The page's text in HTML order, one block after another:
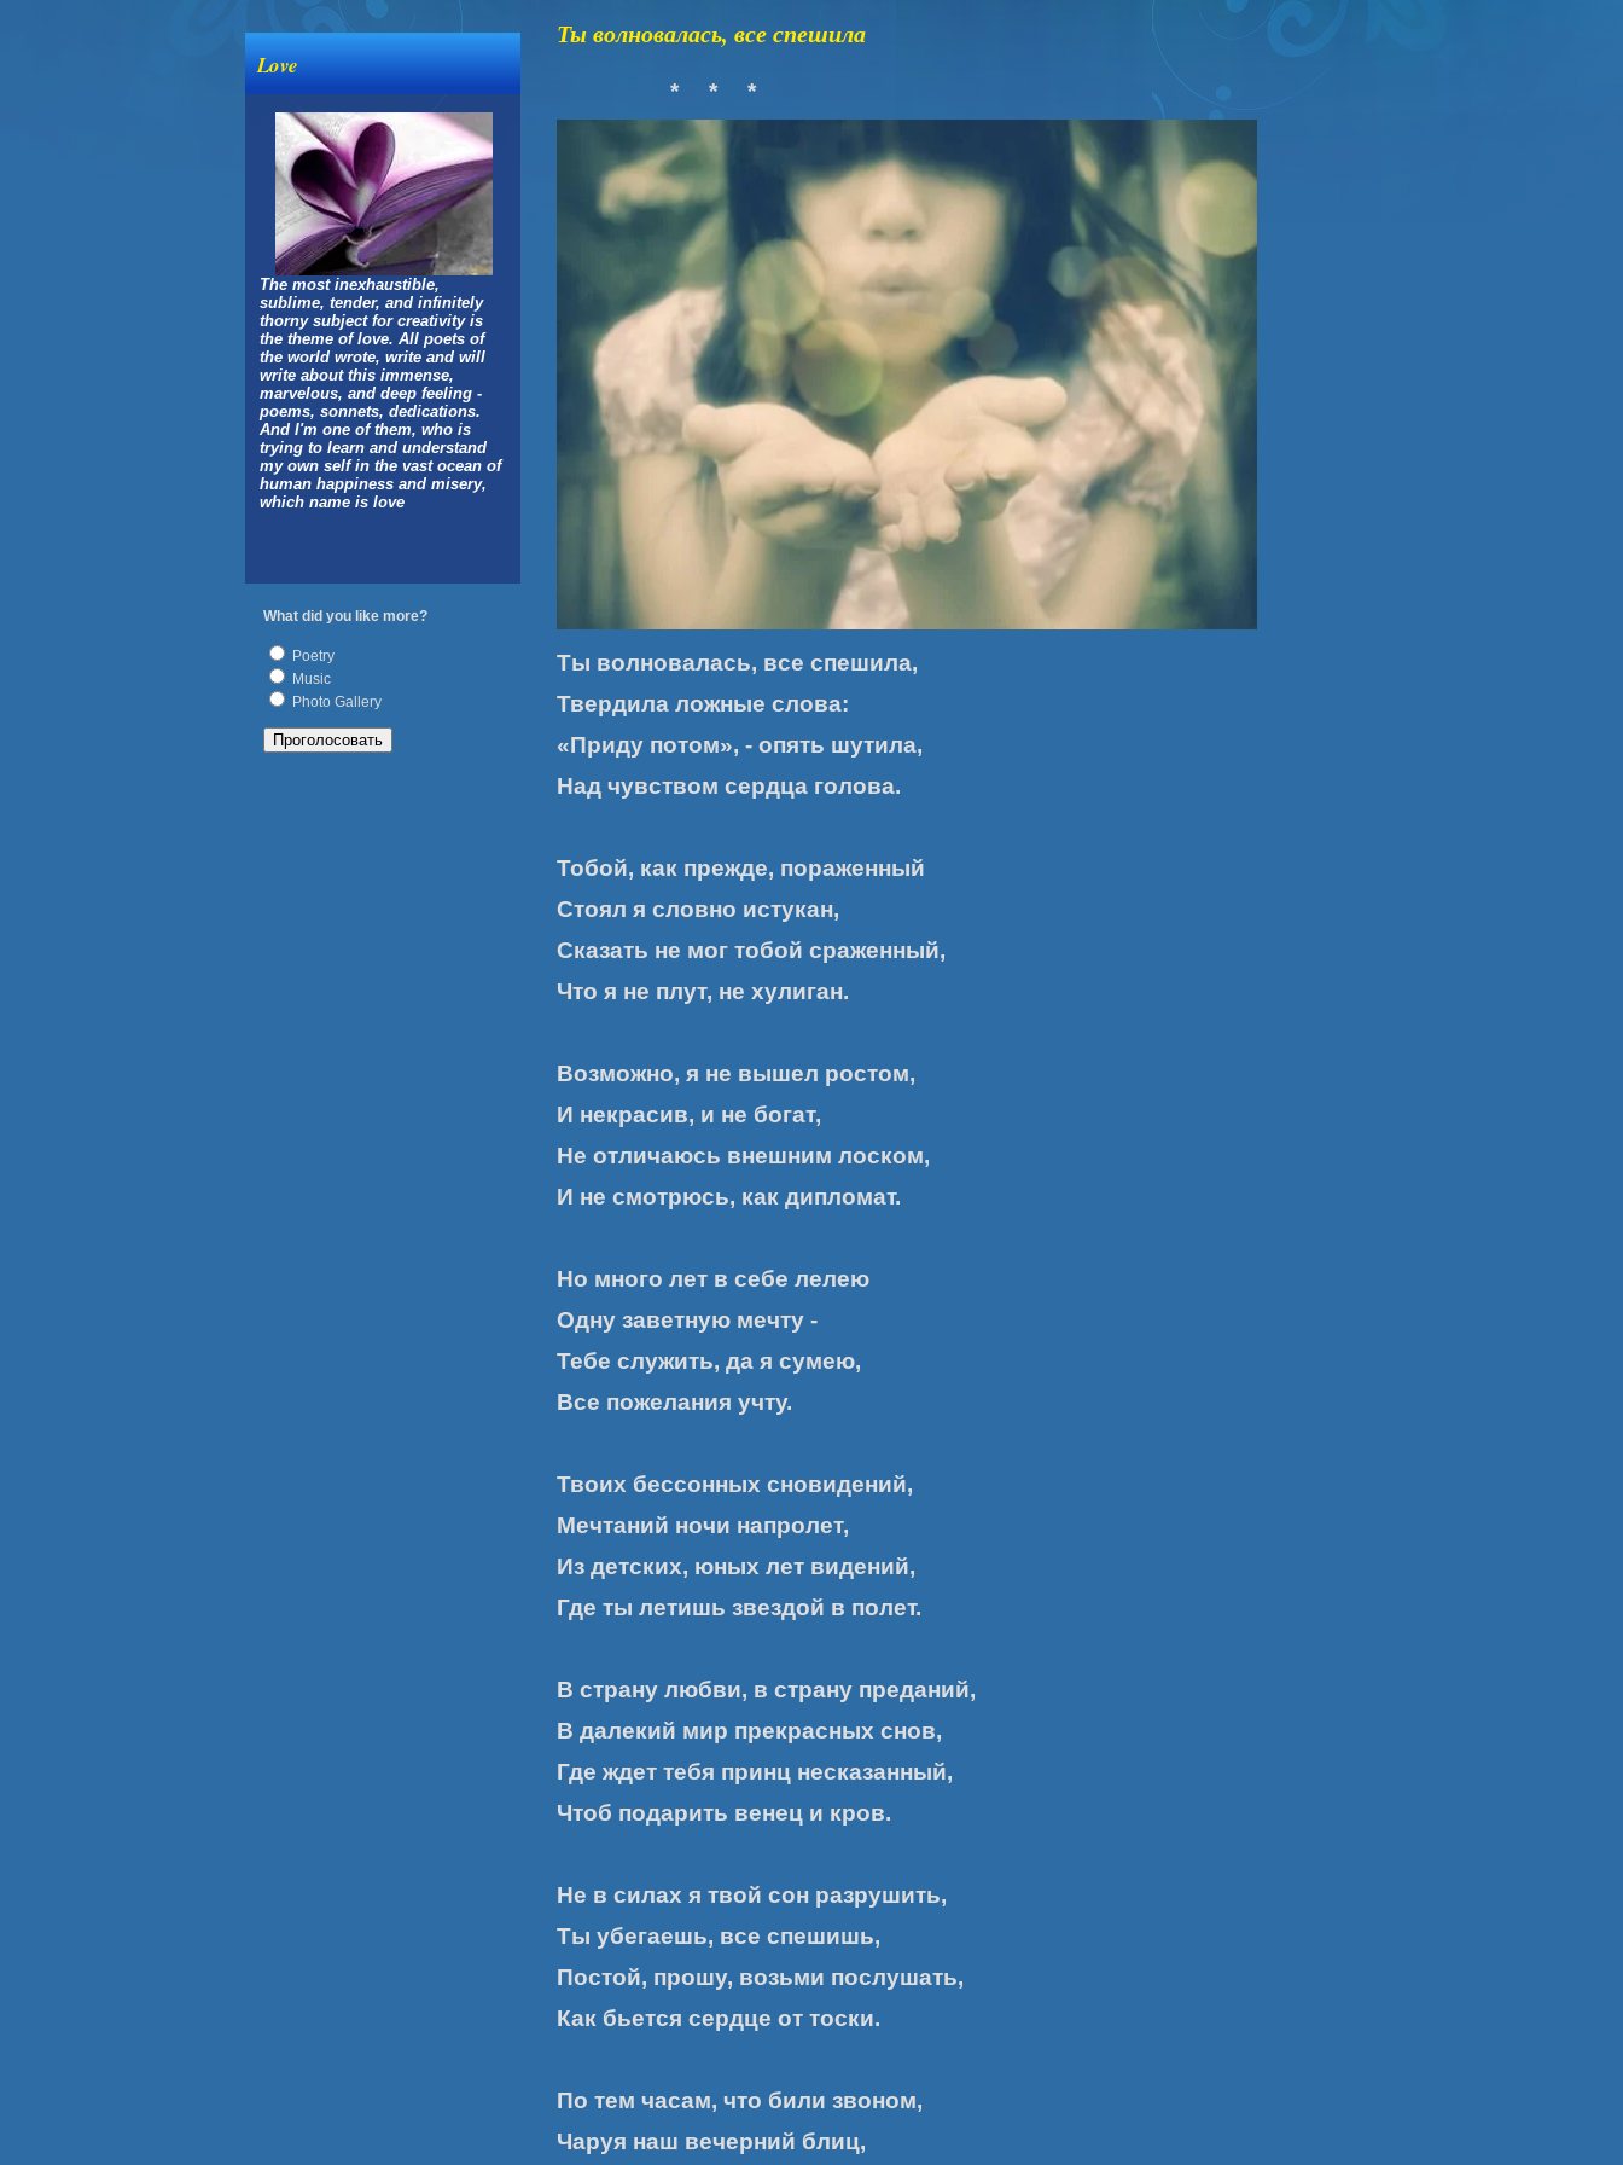
Love
The most inexhaustible,
sublime, tender, and infinitely
thorny subject for creativity is
the theme of love. All poets of
the world wrote, write and will
write about this immense,
marvelous, and deep feeling -
poems, sonnets, dedications.
And I'm one of them, who is
trying to learn and understand
my own self in the vast ocean of
human happiness and misery,
which name is love
What did you like more?
Poetry
Music
Photo Gallery
Ты волновалась, все спешила
* * *
Ты волновалась, все спешила,
Твердила ложные слова:
«Приду потом», - опять шутила,
Над чувством сердца голова.
Тобой, как прежде, пораженный
Стоял я словно истукан,
Сказать не мог тобой сраженный,
Что я не плут, не хулиган.
Возможно, я не вышел ростом,
И некрасив, и не богат,
Не отличаюсь внешним лоском,
И не смотрюсь, как дипломат.
Но много лет в себе лелею
Одну заветную мечту -
Тебе служить, да я сумею,
Все пожелания учту.
Твоих бессонных сновидений,
Мечтаний ночи напролет,
Из детских, юных лет видений,
Где ты летишь звездой в полет.
В страну любви, в страну преданий,
В далекий мир прекрасных снов,
Где ждет тебя принц несказанный,
Чтоб подарить венец и кров.
Не в силах я твой сон разрушить,
Ты убегаешь, все спешишь,
Постой, прошу, возьми послушать,
Как бьется сердце от тоски.
По тем часам, что били звоном,
Чаруя наш вечерний блиц,